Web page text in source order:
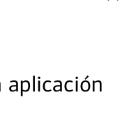
aplicación
más información